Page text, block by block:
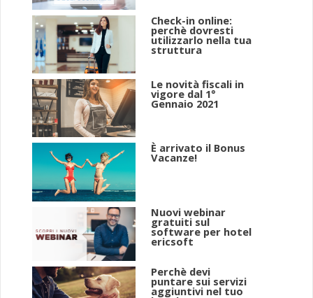
Check-in online:
perchè dovresti
utilizzarlo nella tua
struttura
Le novità fiscali in
vigore dal 1°
Gennaio 2021
È arrivato il Bonus
Vacanze!
Nuovi webinar
gratuiti sul
software per hotel
ericsoft
Perchè devi
puntare sui servizi
aggiuntivi nel tuo